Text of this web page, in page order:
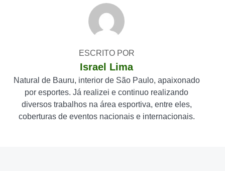
ESCRITO POR
Israel Lima
Natural de Bauru, interior de São Paulo, apaixonado
por esportes. Já realizei e continuo realizando
diversos trabalhos na área esportiva, entre eles,
coberturas de eventos nacionais e internacionais.